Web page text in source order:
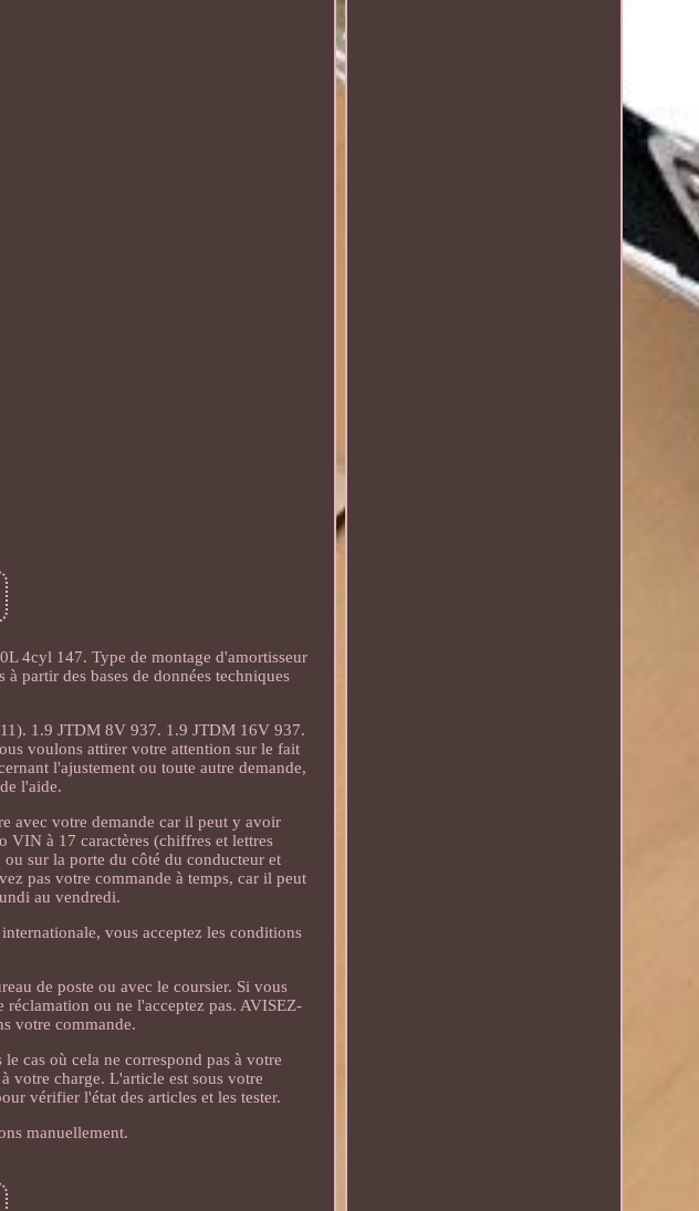
4cyl 147. Type de montage d'amortisseur
partir des bases de données techniques
1.9 JTDM 8V 937. 1.9 JTDM 16V 937.
voulons attirer votre attention sur le fait
l'ajustement ou toute autre demande,
l'aide.
avec votre demande car il peut y avoir
VIN à 17 caractères (chiffres et lettres
sur la porte du côté du conducteur et
pas votre commande à temps, car il peut
au vendredi.
vous acceptez les conditions
de poste ou avec le coursier. Si vous
ou ne l'acceptez pas. AVISEZ-
votre commande.
cas où cela ne correspond pas à votre
votre charge. L'article est sous votre
vérifier l'état des articles et les tester.
manuellement.